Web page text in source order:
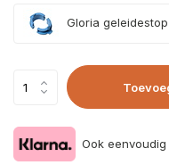
Gloria
Ook